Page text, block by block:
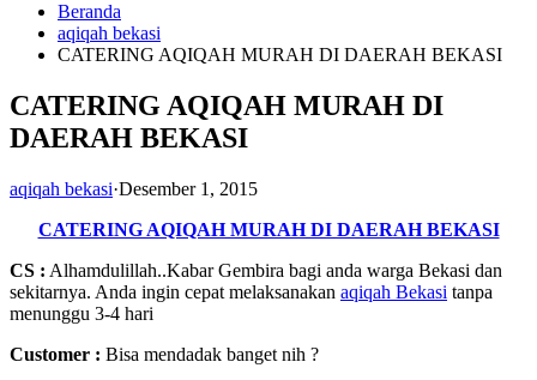
Beranda
aqiqah bekasi
CATERING AQIQAH MURAH DI DAERAH BEKASI
CATERING AQIQAH MURAH DI
DAERAH BEKASI
aqiqah bekasi·Desember 1, 2015
CATERING AQIQAH MURAH DI DAERAH BEKASI
CS : Alhamdulillah..Kabar Gembira bagi anda warga Bekasi dan
sekitarnya. Anda ingin cepat melaksanakan aqiqah Bekasi tanpa
menunggu 3-4 hari
Customer : Bisa mendadak banget nih ?